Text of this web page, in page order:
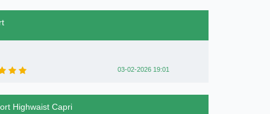
03-02-2026 19:01
Highwaist Capri